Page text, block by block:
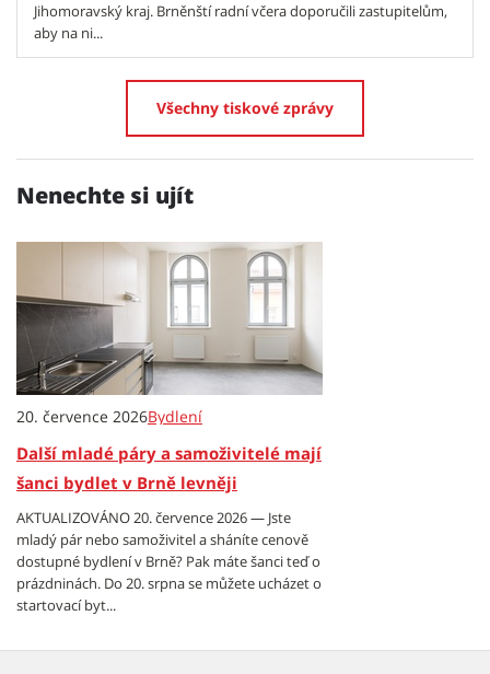
Jihomoravský kraj. Brněnští radní včera doporučili zastupitelům,
aby na ni...
Všechny tiskové zprávy
Nenechte si ujít
20. července 2026Bydlení
Další mladé páry a samoživitelé mají
šanci bydlet v Brně levněji
AKTUALIZOVÁNO 20. července 2026 — Jste
mladý pár nebo samoživitel a sháníte cenově
dostupné bydlení v Brně? Pak máte šanci teď o
prázdninách. Do 20. srpna se můžete ucházet o
startovací byt...